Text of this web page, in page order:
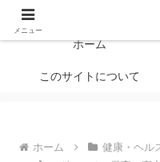
データで見る、
ホーム
このサイトについて
ホーム 健康・ヘル
メニュー